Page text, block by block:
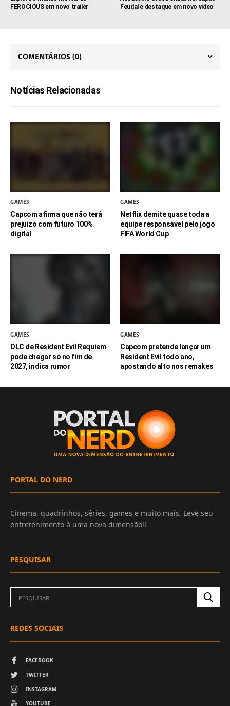
FEROCIOUS em novo trailer
Feudal é destaque em novo vídeo
COMENTÁRIOS (0)
Notícias Relacionadas
GAMES
Capcom afirma que não terá
prejuízo com futuro 100%
digital
GAMES
Netflix demite quase toda a
equipe responsável pelo jogo
FIFA World Cup
GAMES
DLC de Resident Evil Requiem
pode chegar só no fim de
2027, indica rumor
GAMES
Capcom pretende lançar um
Resident Evil todo ano,
apostando alto nos remakes
PORTAL DO NERD
Cinema, quadrinhos, séries, games e muito mais, Leve seu
entretenimento à uma nova dimensão!!
PESQUISAR
REDES SOCIAIS
FACEBOOK
TWITTER
INSTAGRAM
YOUTUBE